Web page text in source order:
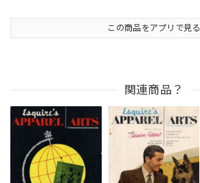
この商品をアプリで見る
関連商品？